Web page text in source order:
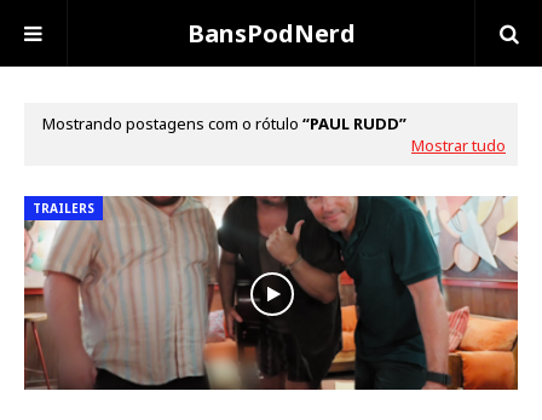
BansPodNerd
Mostrando postagens com o rótulo
PAUL RUDD
Mostrar tudo
TRAILERS